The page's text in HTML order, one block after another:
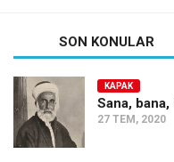
SON KONULAR
KAPAK
Sana,
27 TEM, 2020